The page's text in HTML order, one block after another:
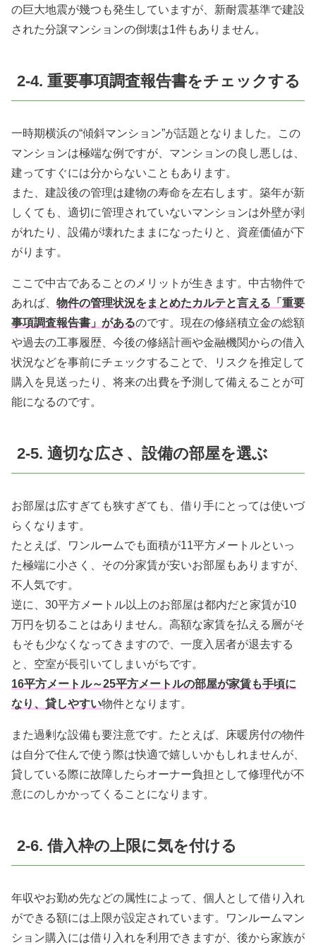
の巨大地震が幾つも発生していますが、新耐震基準で建設
された分譲マンションの倒壊は1件もありません。
2-4. 重要事項調査報告書をチェックする
一時期横浜の“傾斜マンション”が話題となりました。この
マンションは極端な例ですが、マンションの良し悪しは、
建ってすぐには分からないこともあります。
また、建設後の管理は建物の寿命を左右します。築年が新
しくても、適切に管理されていないマンションは外壁が剥
がれたり、設備が壊れたままになったりと、資産価値が下
がります。
ここで中古であることのメリットが生きます。中古物件で
あれば、 物件の管理状況をまとめたカルテと言える「重要
事項調査報告書」があるのです。現在の修繕積立金の総額
や過去の工事履歴、今後の修繕計画や金融機関からの借入
状況などを事前にチェックすることで、リスクを推定して
購入を見送ったり、将来の出費を予測して備えることが可
能になるのです。
2-5. 適切な広さ、設備の部屋を選ぶ
お部屋は広すぎても狭すぎても、借り手にとっては使いづ
らくなります。
たとえば、ワンルームでも面積が11平方メートルといっ
た極端に小さく、その分家賃が安いお部屋もありますが、
不人気です。
逆に、30平方メートル以上のお部屋は都内だと家賃が10
万円を切ることはありません。高額な家賃を払える層がそ
もそも少なくなってきますので、一度入居者が退去する
と、空室が長引いてしまいがちです。
16平方メートル～25平方メートルの部屋が家賃も手頃に
なり、貸しやすい物件となります。
また過剰な設備も要注意です。たとえば、床暖房付の物件
は自分で住んで使う際は快適で嬉しいかもしれませんが、
貸している際に故障したらオーナー負担として修理代が不
意にのしかかってくることになります。
2-6. 借入枠の上限に気を付ける
年収やお勤め先などの属性によって、個人として借り入れ
ができる額には上限が設定されています。ワンルームマン
ション購入には借り入れを利用できますが、後から家族が